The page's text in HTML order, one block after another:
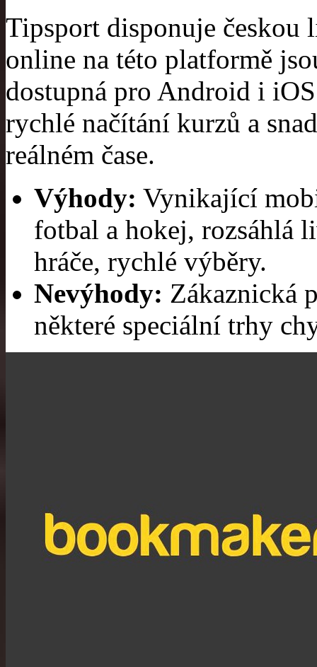
Tipsport disponuje českou
online na této platformě
dostupná pro Android i
rychlé načítání kurzů a
reálném čase.
Výhody: Vynikající
fotbal a hokej, rozsáhlá
hráče, rychlé výběry.
Nevýhody: Zákaznická
některé speciální trhy